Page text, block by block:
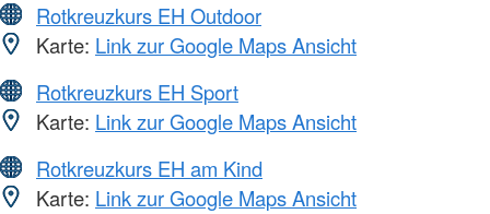
Rotkreuzkurs EH Outdoor
Karte: Link zur Google Maps Ansicht
Rotkreuzkurs EH Sport
Karte: Link zur Google Maps Ansicht
Rotkreuzkurs EH am Kind
Karte: Link zur Google Maps Ansicht